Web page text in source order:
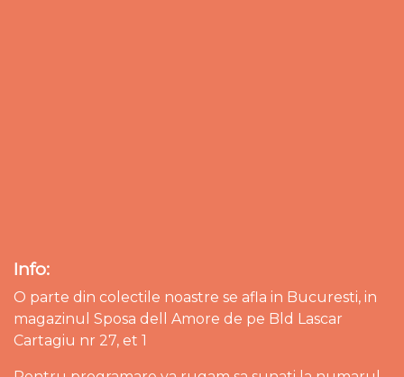
Info:
O parte din colectile noastre se afla in Bucuresti, in
magazinul Sposa dell Amore de pe Bld Lascar
Cartagiu nr 27, et 1